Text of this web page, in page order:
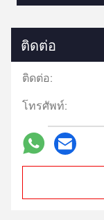
ติดต่อ
ติดต่อ:
โทรศัพท์: